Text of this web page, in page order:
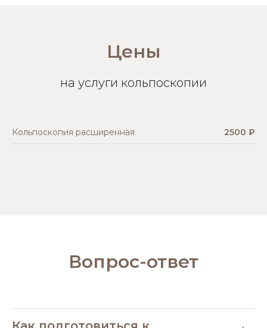
Цены
на услуги кольпоскопии
Кольпоскопия расширенная 2500 ₽
Вопрос-ответ